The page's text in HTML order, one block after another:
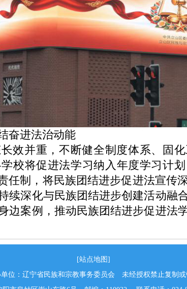
进法治动能
效并重，不断健全制度体系、固
校将促进法学习纳入年度学习计
任制，将民族团结进步促进法宣传
续深化与民族团结进步创建活动融
边案例，推动民族团结进步促进法
[站点地图]
单位：辽宁省民族和宗教事务委员会 未经授权禁止复制